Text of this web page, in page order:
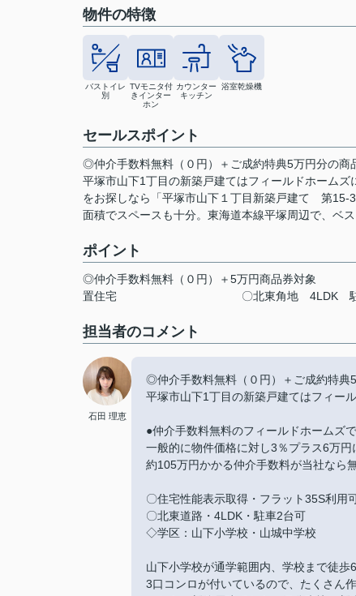
物件の特徴
バストイレ
別
TVモニタ付
きインター
ホン
カウンター
キッチン
浴室乾燥機
セールスポイント
◎仲介手数料無料（０円）＋ご成約特典5万円分の商
平塚市山下1丁目の新築戸建てはフィールドホーム
をお探しなら「平塚市山下１丁目新築戸建て 第15-
面積でスペースも十分。東海道本線平塚周辺で、ベ
ポイント
◎仲介手数料無料（０円）＋5万円商品券対象
置住宅
〇北東角地 4LDK
担当者のコメント
石田 理恵
◎仲介手数料無料（０円）＋ご成約特典
平塚市山下1丁目の新築戸建てはフィー
●仲介手数料無料のフィールドホームズ
一般的に物件価格に対し3％プラス6万円
約105万円かかる仲介手数料が当社なら
〇住宅性能表示取得・フラット35S利用
〇北東道路・4LDK・駐車2台可
◇学区：山下小学校・山城中学校
山下小学校が通学範囲内、学校まで徒歩6
3口コンロが付いているので、たくさん